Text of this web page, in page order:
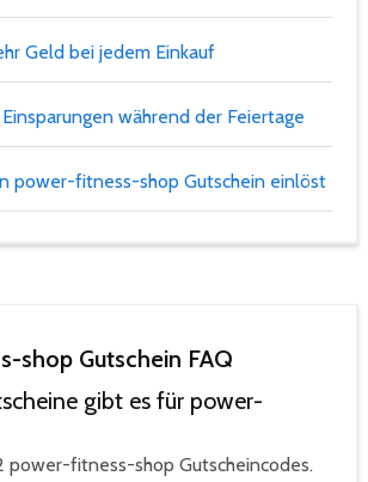
Geld bei jedem Einkauf
während der Feiertage
power-fitness-shop Gutschein einlöst
shop Gutschein FAQ
gibt es für power-
power-fitness-shop Gutscheincodes.